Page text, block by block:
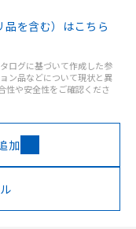
品を含む）はこちら
ログに基づいて作成した参
ン品などについて現状と異
性や安全性をご確認くださ
加